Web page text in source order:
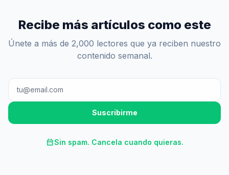
Recibe más artículos como este
Únete a más de 2,000 lectores que ya reciben nuestro
contenido semanal.
Suscribirme
calendar_monthSin spam. Cancela cuando quieras.